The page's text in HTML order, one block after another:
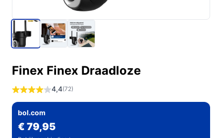
Finex Finex Draadloze
4,4(72)
bol.com
€ 79,95